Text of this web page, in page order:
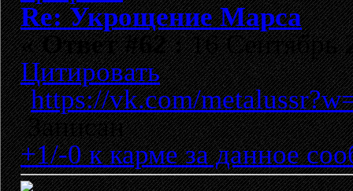
Re: Укрощение Марса
«Ответ #62 :16 Сентябрь
Цитировать
https://vk.com/
Записан
+1/-0 к карме за данное